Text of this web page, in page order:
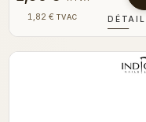
1,82 € TVAC